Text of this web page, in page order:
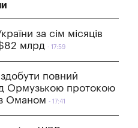
за сім місяців
млрд
17:59
здобути повний
Ормузькою протокою
з Оманом
17:41